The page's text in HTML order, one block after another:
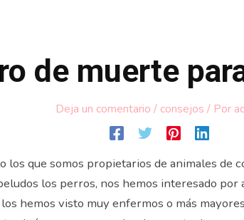
de muerte
Deja un comentario / consejos / Por
los que somos propietarios de animales de
los perros, nos hemos interesado por
hemos visto muy enfermos o más